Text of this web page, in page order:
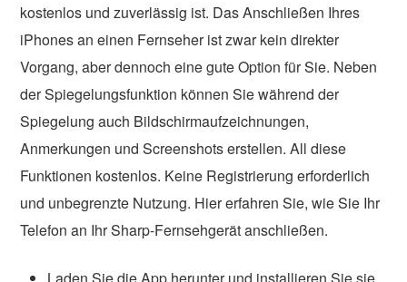
kostenlos und zuverlässig ist. Das Anschließen Ihres
iPhones an einen Fernseher ist zwar kein direkter
Vorgang, aber dennoch eine gute Option für Sie. Neben
der Spiegelungsfunktion können Sie während der
Spiegelung auch Bildschirmaufzeichnungen,
Anmerkungen und Screenshots erstellen. All diese
Funktionen kostenlos. Keine Registrierung erforderlich
und unbegrenzte Nutzung. Hier erfahren Sie, wie Sie Ihr
Telefon an Ihr Sharp-Fernsehgerät anschließen.
Laden Sie die App herunter und installieren Sie sie